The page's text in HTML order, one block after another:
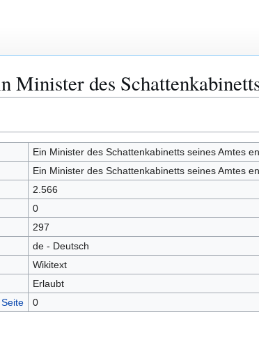
Minister des
Ein Minister des Schattenkabinetts seines Amtes
Ein Minister des Schattenkabinetts seines Amtes
2.566
0
297
de - Deutsch
Wikitext
Erlaubt
0